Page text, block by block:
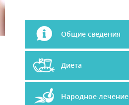
Общие сведения
Диета
Народное лечение